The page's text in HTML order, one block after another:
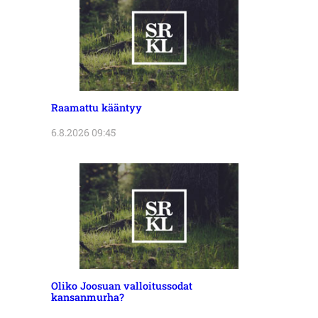
Raamattu kääntyy
6.8.2026 09:45
Oliko Joosuan valloitussodat
kansanmurha?